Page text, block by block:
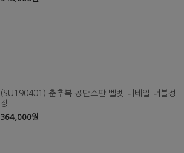
(SU190401) 춘추복 공단스판 벨벳 디테일 더블정
장
364,000원